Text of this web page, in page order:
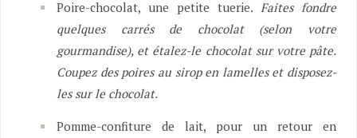
Poire-chocolat, une petite tuerie. Faites fondre
quelques carrés de chocolat (selon votre
gourmandise), et étalez-le chocolat sur votre pâte.
Coupez des poires au sirop en lamelles et disposez-
les sur le chocolat.
Pomme-confiture de lait, pour un retour en